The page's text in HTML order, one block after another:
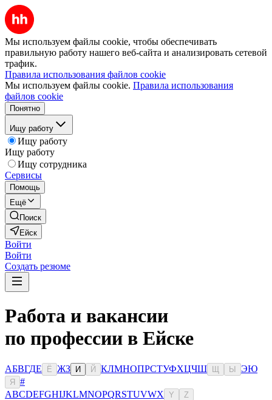
Мы используем файлы cookie, чтобы обеспечивать
правильную работу нашего веб-сайта и анализировать сетевой
трафик.
Правила использования файлов cookie
Мы используем файлы cookie. Правила использования
файлов cookie
Понятно
Ищу работу
Ищу работу
Ищу работу
Ищу сотрудника
Сервисы
Помощь
Ещё
Поиск
Ейск
Войти
Войти
Создать резюме
Работа и вакансии
по профессии в Ейске
АБВГДЕ Ё ЖЗ И Й КЛМНОПРСТУФХЦЧШ Ы ЭЮ
Я
#
ABCDEFGHIJKLMNOPQRSTUVWX Y Z